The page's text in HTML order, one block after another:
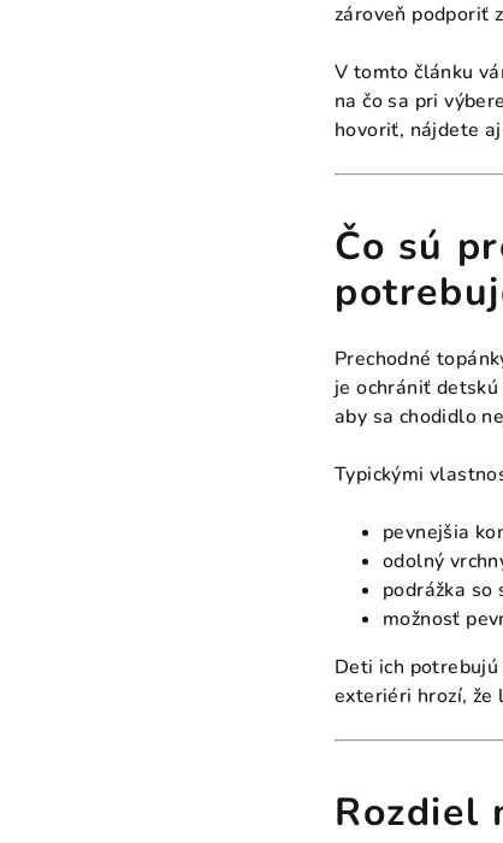
zároveň podporiť
V tomto článku
na čo sa pri
hovoriť, nájdete
Čo sú
Prechodné
je ochrániť
aby sa chodidlo
Typickými
pevnejšia
odolný
podrážka so
možnosť
Deti ich
exteriéri hrozí, že
Rozdiel